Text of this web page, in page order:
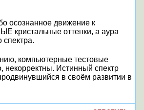
осознанное движение к
кристальные оттенки, а аура
компьютерные тестовые
Истинный спектр
в своём развитии в